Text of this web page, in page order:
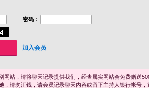
密码 :
加入会员
网站，请将聊天记录提供我们，经查属实网站会免费赠送
，请勿汇钱，请会员记录聊天内容或留下主持人银行帐号